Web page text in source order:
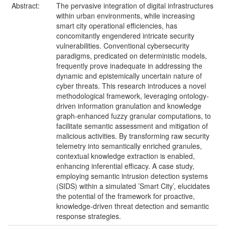
Abstract:
The pervasive integration of digital infrastructures
within urban environments, while increasing
smart city operational efficiencies, has
concomitantly engendered intricate security
vulnerabilities. Conventional cybersecurity
paradigms, predicated on deterministic models,
frequently prove inadequate in addressing the
dynamic and epistemically uncertain nature of
cyber threats. This research introduces a novel
methodological framework, leveraging ontology-
driven information granulation and knowledge
graph-enhanced fuzzy granular computations, to
facilitate semantic assessment and mitigation of
malicious activities. By transforming raw security
telemetry into semantically enriched granules,
contextual knowledge extraction is enabled,
enhancing inferential efficacy. A case study,
employing semantic intrusion detection systems
(SIDS) within a simulated ’Smart City’, elucidates
the potential of the framework for proactive,
knowledge-driven threat detection and semantic
response strategies.